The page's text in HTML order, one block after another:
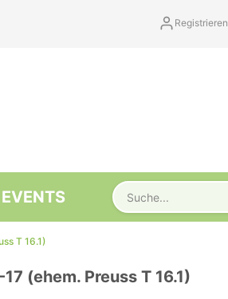
Registrieren
EVENTS
T 16.1)
(ehem. Preuss T 16.1)